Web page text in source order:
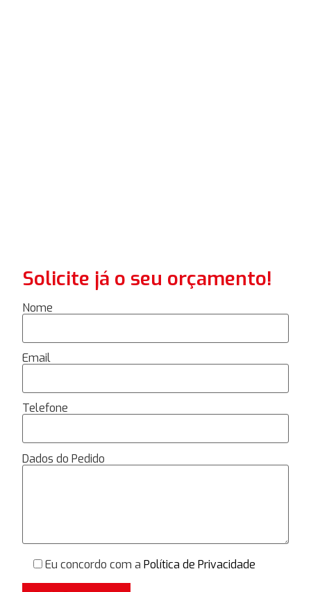
Solicite já o seu orçamento!
Nome
Email
Telefone
Dados do Pedido
Eu concordo com a Política de Privacidade